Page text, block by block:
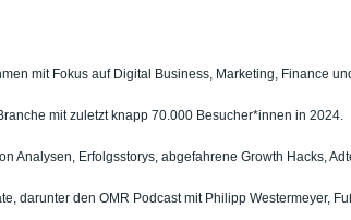
mit Fokus auf Digital Business, Marketing, Finance
mit zuletzt knapp 70.000 Besucher*innen in 2024.
Analysen, Erfolgsstorys, abgefahrene Growth Hacks,
darunter den OMR Podcast mit Philipp Westermeyer,